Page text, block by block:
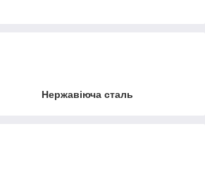
Нержавіюча сталь